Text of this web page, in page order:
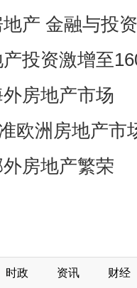
产 金融与投
投资激增至
房地产市场
欧洲房地产市
房地产繁荣
时政 资讯 财经